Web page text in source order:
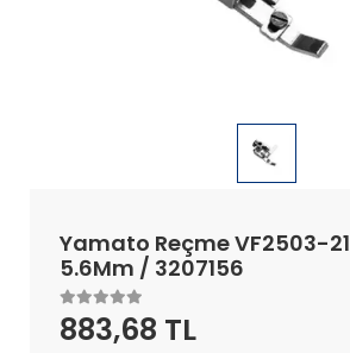
Yamato Reçme VF2503-
5.6Mm / 3207156
883,68 TL